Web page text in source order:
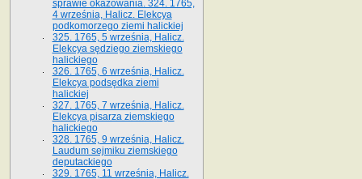
sprawie okazowania. 324. 1765,
4 września, Halicz. Elekcya
podkomorzego ziemi halickiej
325. 1765, 5 września, Halicz.
Elekcya sędziego ziemskiego
halickiego
326. 1765, 6 września, Halicz.
Elekcya podsędka ziemi
halickiej
327. 1765, 7 września, Halicz.
Elekcya pisarza ziemskiego
halickiego
328. 1765, 9 września, Halicz.
Laudum sejmiku ziemskiego
deputackiego
329. 1765, 11 września, Halicz.